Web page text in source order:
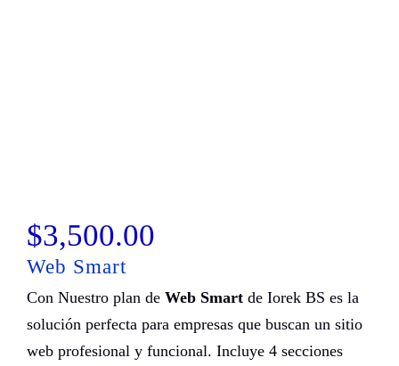
$3,500.00
Web Smart
Con Nuestro plan deWeb Smartde Iorek BS es la
solución perfecta para empresas que buscan un sitio
web profesional y funcional. Incluye 4 secciones